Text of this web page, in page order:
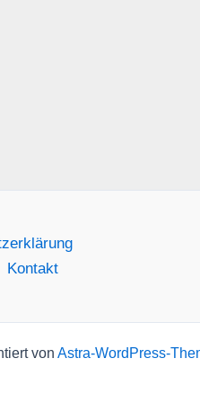
Kontakt
von Astra-WordPress-